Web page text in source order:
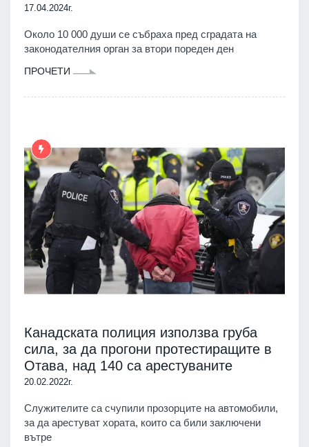
17.04.2024г.
Около 10 000 души се събраха пред сградата на
законодателния орган за втори пореден ден
ПРОЧЕТИ
Канадската полиция използва груба
сила, за да прогони протестиращите в
Отава, над 140 са арестуваните
20.02.2022г.
Служителите са счупили прозорците на автомобили,
за да арестуват хората, които са били заключени
вътре